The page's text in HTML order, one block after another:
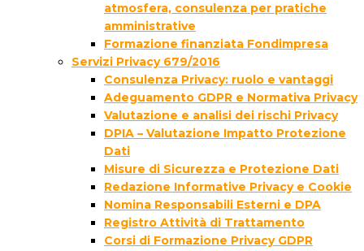
atmosfera, consulenza per pratiche
amministrative
Formazione finanziata Fondimpresa
Servizi Privacy 679/2016
Consulenza Privacy: ruolo e vantaggi
Adeguamento GDPR e Normativa Privacy
Valutazione e analisi dei rischi Privacy
DPIA – Valutazione Impatto Protezione
Dati
Misure di Sicurezza e Protezione Dati
Redazione Informative Privacy e Cookie
Nomina Responsabili Esterni e DPA
Registro Attività di Trattamento
Corsi di Formazione Privacy GDPR